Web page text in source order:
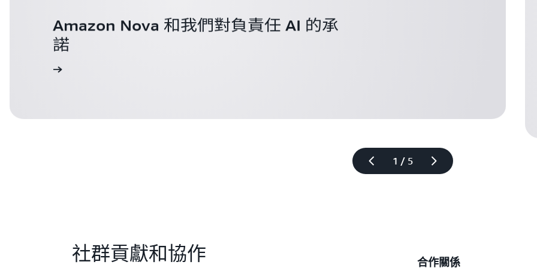
1 / 5
Amazon Nova 和我們對負責任 AI 的承
諾
社群貢獻和協作 合作關係